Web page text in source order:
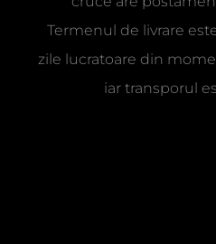
Termenul de livrare
zile lucratoare din
iar transporul